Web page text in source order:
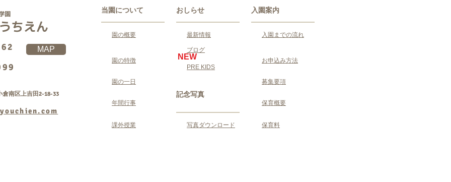
MAP
南区上吉田2-18-33
当園について
園の概要
園の特徴
園の一日
年間行事
おしらせ
最新情報
ブログ
記念写真
入園案内
入園までの流れ
お申込み方法
募集要項
保育概要
課外授業 写真ダウンロード 保育料
PRE KIDS
NEW